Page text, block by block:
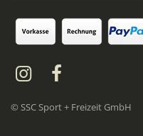
© SSC Sport + Freizeit GmbH